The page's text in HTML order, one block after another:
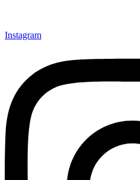
Instagram